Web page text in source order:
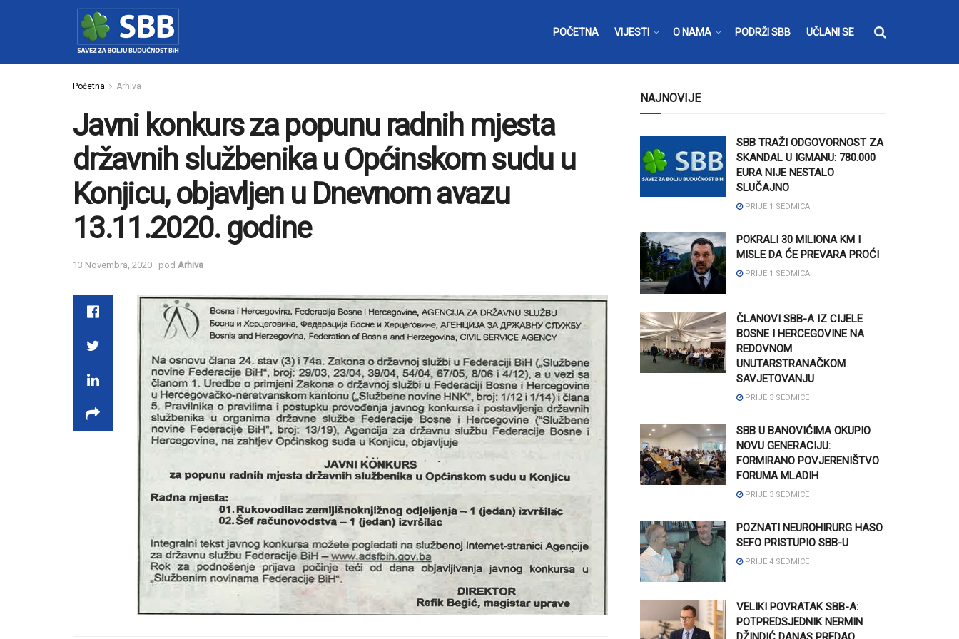
POČETNA VIJESTI O NAMA PODRŽI SBB UČLANI SE
Početna Arhiva
Javni konkurs za popunu radnih mjesta
državnih službenika u Općinskom sudu u
Konjicu, objavljen u Dnevnom avazu
13.11.2020. godine
13 Novembra, 2020 pod Arhiva
NAJNOVIJE
SBB TRAŽI ODGOVORNOST ZA
SKANDAL U IGMANU: 780.000
EURA NIJE NESTALO
SLUČAJNO
PRIJE 1 SEDMICA
POKRALI 30 MILIONA KM I
MISLE DA ĆE PREVARA PROĆI
PRIJE 1 SEDMICA
ČLANOVI SBB-A IZ CIJELE
BOSNE I HERCEGOVINE NA
REDOVNOM
UNUTARSTRANAČKOM
SAVJETOVANJU
PRIJE 3 SEDMICE
SBB U BANOVIĆIMA OKUPIO
NOVU GENERACIJU:
FORMIRANO POVJERENIŠTVO
FORUMA MLADIH
PRIJE 3 SEDMICE
POZNATI NEUROHIRURG HASO
SEFO PRISTUPIO SBB-U
PRIJE 4 SEDMICE
VELIKI POVRATAK SBB-A:
POTPREDSJEDNIK NERMIN